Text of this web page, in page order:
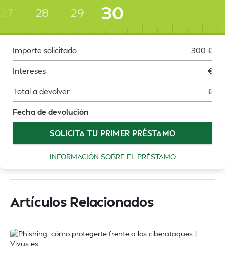
27 28 29 30
Importe solicitado 300 €
Intereses €
Total a devolver €
Fecha de devolución
SOLICITA TU PRIMER PRÉSTAMO
INFORMACIÓN SOBRE EL PRÉSTAMO
Artículos Relacionados